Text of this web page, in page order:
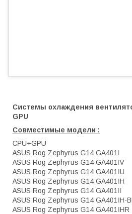
Системы охлаждения
GPU
Совместимые модели :
CPU+GPU
ASUS Rog Zephyrus G14 GA401I
ASUS Rog Zephyrus G14 GA401IV
ASUS Rog Zephyrus G14 GA401IU
ASUS Rog Zephyrus G14 GA401IH
ASUS Rog Zephyrus G14 GA401II
ASUS Rog Zephyrus G14 GA401IH-
ASUS Rog Zephyrus G14 GA401IHR